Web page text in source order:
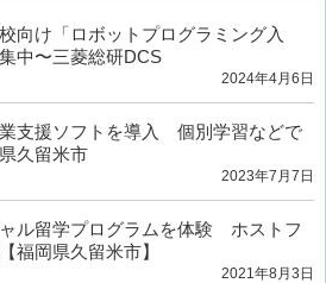
向け「ロボットプログラミング入
中〜三菱総研DCS
2024年4月6日
支援ソフトを導入 個別学習などで
久留米市
2023年7月7日
ル留学プログラムを体験 ホストフ
福岡県久留米市】
2021年8月3日